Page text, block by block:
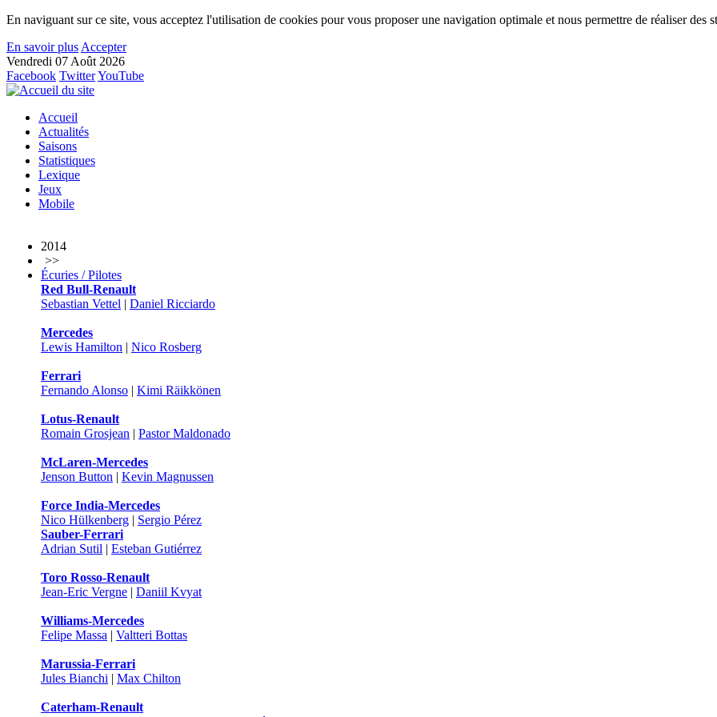
En naviguant sur ce site, vous acceptez l'utilisation de cookies pour vous proposer une navigation optimale et nous permettre de réaliser des
En savoir plus Accepter
Vendredi 07 Août 2026
Facebook TwitterYouTube
Accueil
Actualités
Saisons
Statistiques
Lexique
Jeux
Mobile
2014
>>
Écuries / Pilotes
Red Bull-Renault
Sebastian Vettel | Daniel Ricciardo
Mercedes
Lewis Hamilton | Nico Rosberg
Ferrari
Fernando Alonso | Kimi Räikkönen
Lotus-Renault
Romain Grosjean | Pastor Maldonado
McLaren-Mercedes
Jenson Button | Kevin Magnussen
Force India-Mercedes
Nico Hülkenberg | Sergio Pérez
Sauber-Ferrari
Adrian Sutil | Esteban Gutiérrez
Toro Rosso-Renault
Jean-Eric Vergne | Daniil Kvyat
Williams-Mercedes
Felipe Massa | Valtteri Bottas
Marussia-Ferrari
Jules Bianchi | Max Chilton
Caterham-Renault